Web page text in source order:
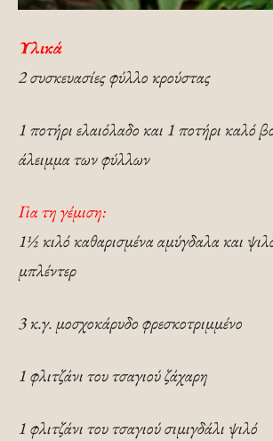
Υλικά
2 συσκευασίες φύλλο κρούστας
1 ποτήρι ελαιόλαδο και 1 ποτήρι καλό
άλειμμα των φύλλων
Για τη γέμιση:
1½ κιλό καθαρισμένα αμύγδαλα και
μπλέντερ
3 κ.γ. μοσχοκάρυδο φρεσκοτριμμένο
1 φλιτζάνι του τσαγιού ζάχαρη
1 φλιτζάνι του τσαγιού σιμιγδάλι ψιλό